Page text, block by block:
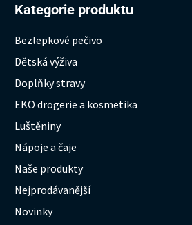
Kategorie produktu
Bezlepkové pečivo
Dětská výživa
Doplňky stravy
EKO drogerie a kosmetika
Luštěniny
Nápoje a čaje
Naše produkty
Nejprodávanější
Novinky